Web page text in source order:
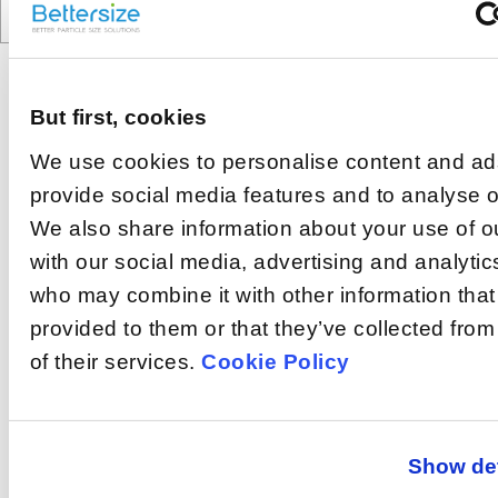
But first, cookies
We use cookies to personalise content and
provide social media features and to analyse
We also share information about your use of
with our social media, advertising and
who may combine it with other information that
provided to them or that they’ve collected
of their services.Cookie Policy
Show
Recommended
articles
Como as
partículas são
dispersas
quando se usa o
método úmido?
Na análise de tamanho
de partícula por
difração a laser,
resultados imprecisos
podem ser causados
suspensão,
Como as
partículas são
quando se usa o
dissolvem ou se